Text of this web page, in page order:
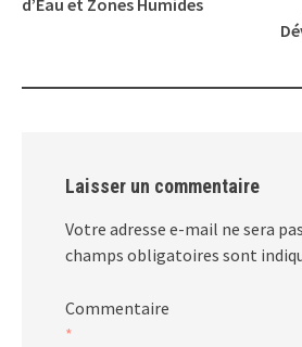
d’Eau et Zones Humides
Laisser un commentaire
Votre adresse e-mail ne sera
champs obligatoires sont
Commentaire
*